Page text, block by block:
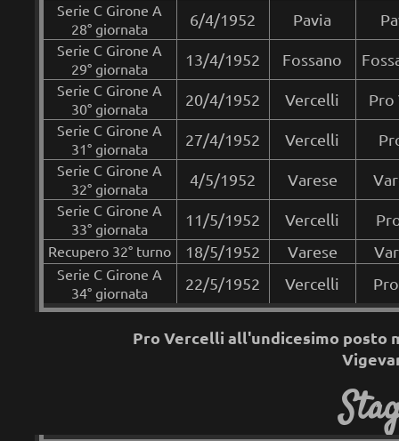
Serie C Girone A
28° giornata
6/4/1952 Pavia
Serie C Girone A
29° giornata
13/4/1952 Fossano
Serie C Girone A
30° giornata
20/4/1952 Vercelli Pro
Serie C Girone A
31° giornata
27/4/1952 Vercelli
Serie C Girone A
32° giornata
4/5/1952 Varese
Serie C Girone A
33° giornata
11/5/1952 Vercelli
Recupero 32° turno 18/5/1952 Varese
Serie C Girone A
34° giornata
22/5/1952 Vercelli
Pro Vercelli all'undicesimo posto